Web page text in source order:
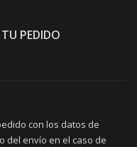
PEDIDO
con los datos de
del envío en el caso de